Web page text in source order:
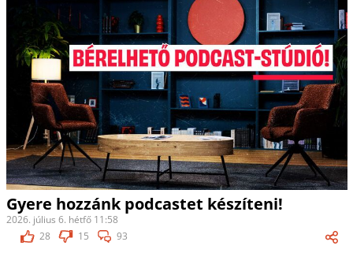
Gyere hozzánk podcastet készíteni!
2026. július 6. hétfő 11:58
28
15 93